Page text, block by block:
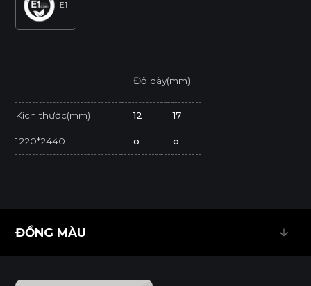
E1
Độ dày(mm)
Kích thước(mm) 12 17
1220*2440 o o
Test/ ISO 12460-1).
ĐỒNG MÀU